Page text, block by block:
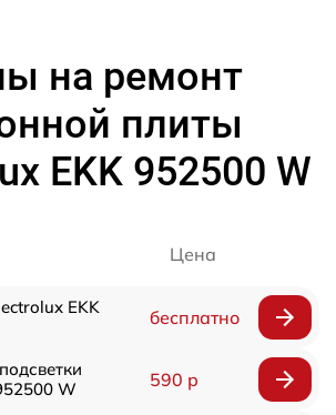
на ремонт
плиты
EKK 952500 W
Цена
EKK
бесплатно
W
590 р